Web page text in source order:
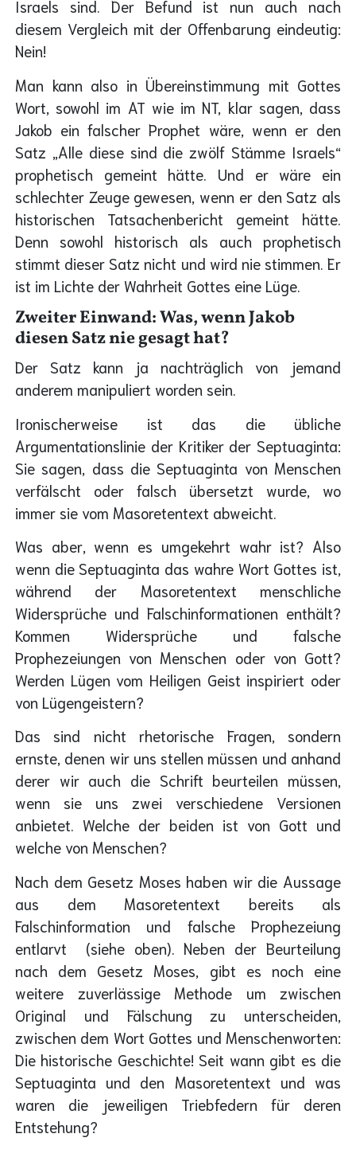
Israels sind. Der Befund ist nun auch nach
diesem Vergleich mit der Offenbarung eindeutig:
Nein!
Man kann also in Übereinstimmung mit Gottes
Wort, sowohl im AT wie im NT, klar sagen, dass
Jakob ein falscher Prophet wäre, wenn er den
Satz „Alle diese sind die zwölf Stämme Israels“
prophetisch gemeint hätte. Und er wäre ein
schlechter Zeuge gewesen, wenn er den Satz als
historischen Tatsachenbericht gemeint hätte.
Denn sowohl historisch als auch prophetisch
stimmt dieser Satz nicht und wird nie stimmen. Er
ist im Lichte der Wahrheit Gottes eine Lüge.
Zweiter Einwand: Was, wenn Jakob
diesen Satz nie gesagt hat?
Der Satz kann ja nachträglich von jemand
anderem manipuliert worden sein.
Ironischerweise ist das die übliche
Argumentationslinie der Kritiker der Septuaginta:
Sie sagen, dass die Septuaginta von Menschen
verfälscht oder falsch übersetzt wurde, wo
immer sie vom Masoretentext abweicht.
Was aber, wenn es umgekehrt wahr ist? Also
wenn die Septuaginta das wahre Wort Gottes ist,
während der Masoretentext menschliche
Widersprüche und Falschinformationen enthält?
Kommen Widersprüche und falsche
Prophezeiungen von Menschen oder von Gott?
Werden Lügen vom Heiligen Geist inspiriert oder
von Lügengeistern?
Das sind nicht rhetorische Fragen, sondern
ernste, denen wir uns stellen müssen und anhand
derer wir auch die Schrift beurteilen müssen,
wenn sie uns zwei verschiedene Versionen
anbietet. Welche der beiden ist von Gott und
welche von Menschen?
Nach dem Gesetz Moses haben wir die Aussage
aus dem Masoretentext bereits als
Falschinformation und falsche Prophezeiung
entlarvt (siehe oben). Neben der Beurteilung
nach dem Gesetz Moses, gibt es noch eine
weitere zuverlässige Methode um zwischen
Original und Fälschung zu unterscheiden,
zwischen dem Wort Gottes und Menschenworten:
Die historische Geschichte! Seit wann gibt es die
Septuaginta und den Masoretentext und was
waren die jeweiligen Triebfedern für deren
Entstehung?